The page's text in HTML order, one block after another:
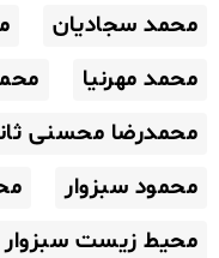
محمد سجادیان
محمد مهرنیا
محمدرضا محسنی
محمود سبزوار
محیط زیست سبزوار